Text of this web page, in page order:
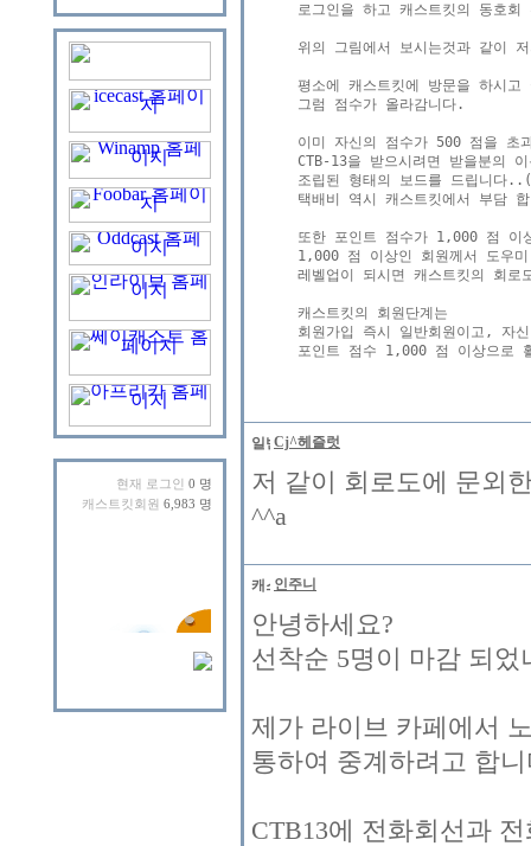
현재 로그인 0 명
캐스트킷회원 6,983 명
로그인을 하고 캐스트킷의 동호
위의 그림에서 보시는것과 같이
평소에 캐스트킷에 방문을 하시
그럼 점수가 올라감니다.
이미 자신의 점수가 500 점을 초
CTB-13을 받으시려면 받을분의
조립된 형태의 보드를 드립니다
택배비 역시 캐스트킷에서 부담
또한 포인트 점수가 1,000 점 이
1,000 점 이상인 회원께서 도우
레벨업이 되시면 캐스트킷의 회
캐스트킷의 회원단계는
회원가입 즉시 일반회원이고, 자
Cj^헤즐럿
저 같이 회로도에 문외
^^a
인주니
안녕하세요?
선착순 5명이 마감 되었
제가 라이브 카페에서
통하여 중계하려고 합
CTB13에 전화회선과